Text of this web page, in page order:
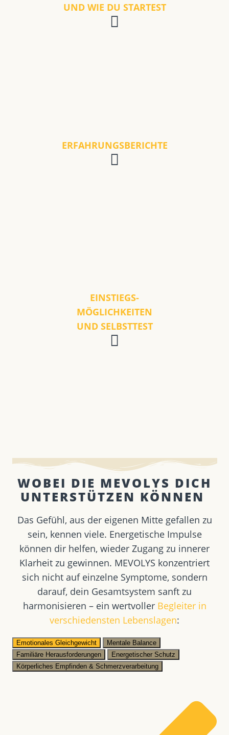
UND WIE DU STARTEST
ERFAHRUNGSBERICHTE
EINSTIEGS-
MÖGLICHKEITEN
UND SELBSTTEST
WOBEI DIE MEVOLYS DICH
UNTERSTÜTZEN KÖNNEN ​
Das Gefühl, aus der eigenen Mitte gefallen zu
sein, kennen viele. Energetische Impulse
können dir helfen, wieder Zugang zu innerer
Klarheit zu gewinnen. MEVOLYS konzentriert
sich nicht auf einzelne Symptome, sondern
darauf, dein Gesamtsystem sanft zu
harmonisieren – ein wertvoller Begleiter in
verschiedensten Lebenslagen:
Emotionales Gleichgewicht
Mentale Balance
Familiäre Herausforderungen
Energetischer Schutz
Körperliches Empfinden & Schmerzverarbeitung